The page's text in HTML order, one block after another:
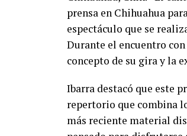
prensa en Chihuahua
espectáculo que se
Durante el encuentro
concepto de su gira y la
Ibarra destacó que este
repertorio que combina
más reciente material